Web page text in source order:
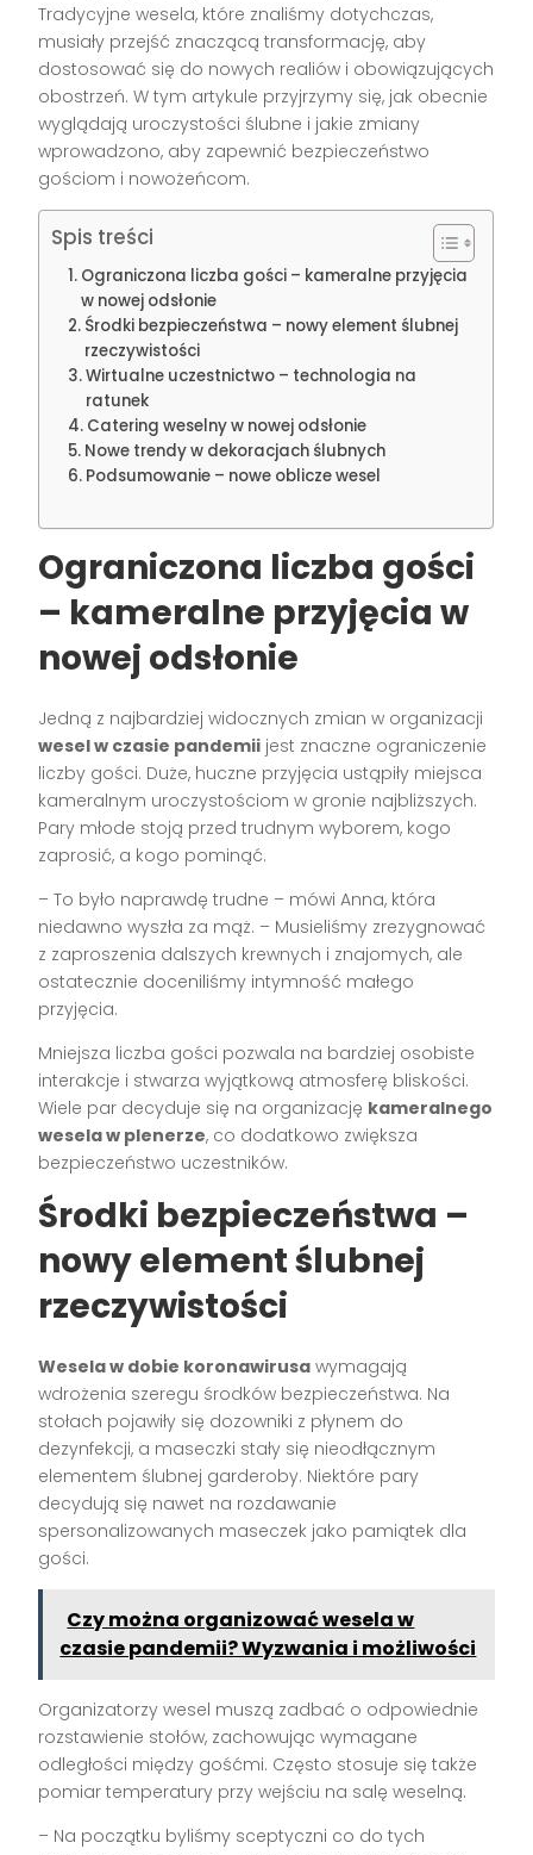
Tradycyjne wesela, które znaliśmy dotychczas,
musiały przejść znaczącą transformację, aby
dostosować się do nowych realiów i obowiązujących
obostrzeń. W tym artykule przyjrzymy się, jak obecnie
wyglądają uroczystości ślubne i jakie zmiany
wprowadzono, aby zapewnić bezpieczeństwo
gościom i nowożeńcom.
Spis treści
Ograniczona liczba gości – kameralne przyjęcia
w nowej odsłonie
Środki bezpieczeństwa – nowy element ślubnej
rzeczywistości
Wirtualne uczestnictwo – technologia na
ratunek
Catering weselny w nowej odsłonie
Nowe trendy w dekoracjach ślubnych
Podsumowanie – nowe oblicze wesel
Ograniczona liczba gości
– kameralne przyjęcia w
nowej odsłonie
Jedną z najbardziej widocznych zmian w organizacji
wesel w czasie pandemii jest znaczne ograniczenie
liczby gości. Duże, huczne przyjęcia ustąpiły miejsca
kameralnym uroczystościom w gronie najbliższych.
Pary młode stoją przed trudnym wyborem, kogo
zaprosić, a kogo pominąć.
– To było naprawdę trudne – mówi Anna, która
niedawno wyszła za mąż. – Musieliśmy zrezygnować
z zaproszenia dalszych krewnych i znajomych, ale
ostatecznie doceniliśmy intymność małego
przyjęcia.
Mniejsza liczba gości pozwala na bardziej osobiste
interakcje i stwarza wyjątkową atmosferę bliskości.
Wiele par decyduje się na organizację kameralnego
wesela w plenerze, co dodatkowo zwiększa
bezpieczeństwo uczestników.
Środki bezpieczeństwa –
nowy element ślubnej
rzeczywistości
Wesela w dobie koronawirusa wymagają
wdrożenia szeregu środków bezpieczeństwa. Na
stołach pojawiły się dozowniki z płynem do
dezynfekcji, a maseczki stały się nieodłącznym
elementem ślubnej garderoby. Niektóre pary
decydują się nawet na rozdawanie
spersonalizowanych maseczek jako pamiątek dla
gości.
Czy można organizować wesela w
czasie pandemii? Wyzwania i możliwości
Organizatorzy wesel muszą zadbać o odpowiednie
rozstawienie stołów, zachowując wymagane
odległości między gośćmi. Często stosuje się także
pomiar temperatury przy wejściu na salę weselną.
– Na początku byliśmy sceptyczni co do tych